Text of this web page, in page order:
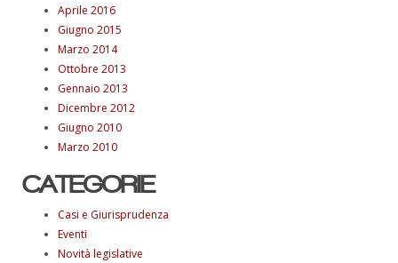
Aprile 2016
Giugno 2015
Marzo 2014
Ottobre 2013
Gennaio 2013
Dicembre 2012
Giugno 2010
Marzo 2010
CATEGORIE
Casi e Giurisprudenza
Eventi
Novità legislative